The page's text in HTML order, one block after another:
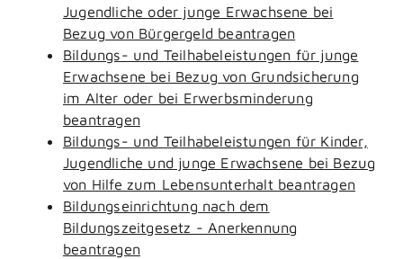
Jugendliche oder junge Erwachsene bei
Bezug von Bürgergeld beantragen
Bildungs- und Teilhabeleistungen für junge
Erwachsene bei Bezug von Grundsicherung
im Alter oder bei Erwerbsminderung
beantragen
Bildungs- und Teilhabeleistungen für Kinder,
Jugendliche und junge Erwachsene bei Bezug
von Hilfe zum Lebensunterhalt beantragen
Bildungseinrichtung nach dem
Bildungszeitgesetz - Anerkennung
beantragen